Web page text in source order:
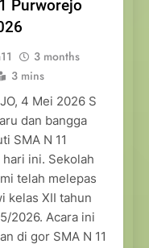
Purworejo
3 months
3 mins
4 Mei 2026 S
dan bangga
SMA N 11
ini. Sekolah
telah melepas
kelas XII tahun
2026. Acara ini
di gor SMA N 11